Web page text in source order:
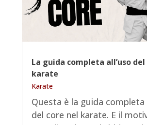
La guida completa all’uso
karate
Karate
Questa è la guida completa
del core nel karate. E il